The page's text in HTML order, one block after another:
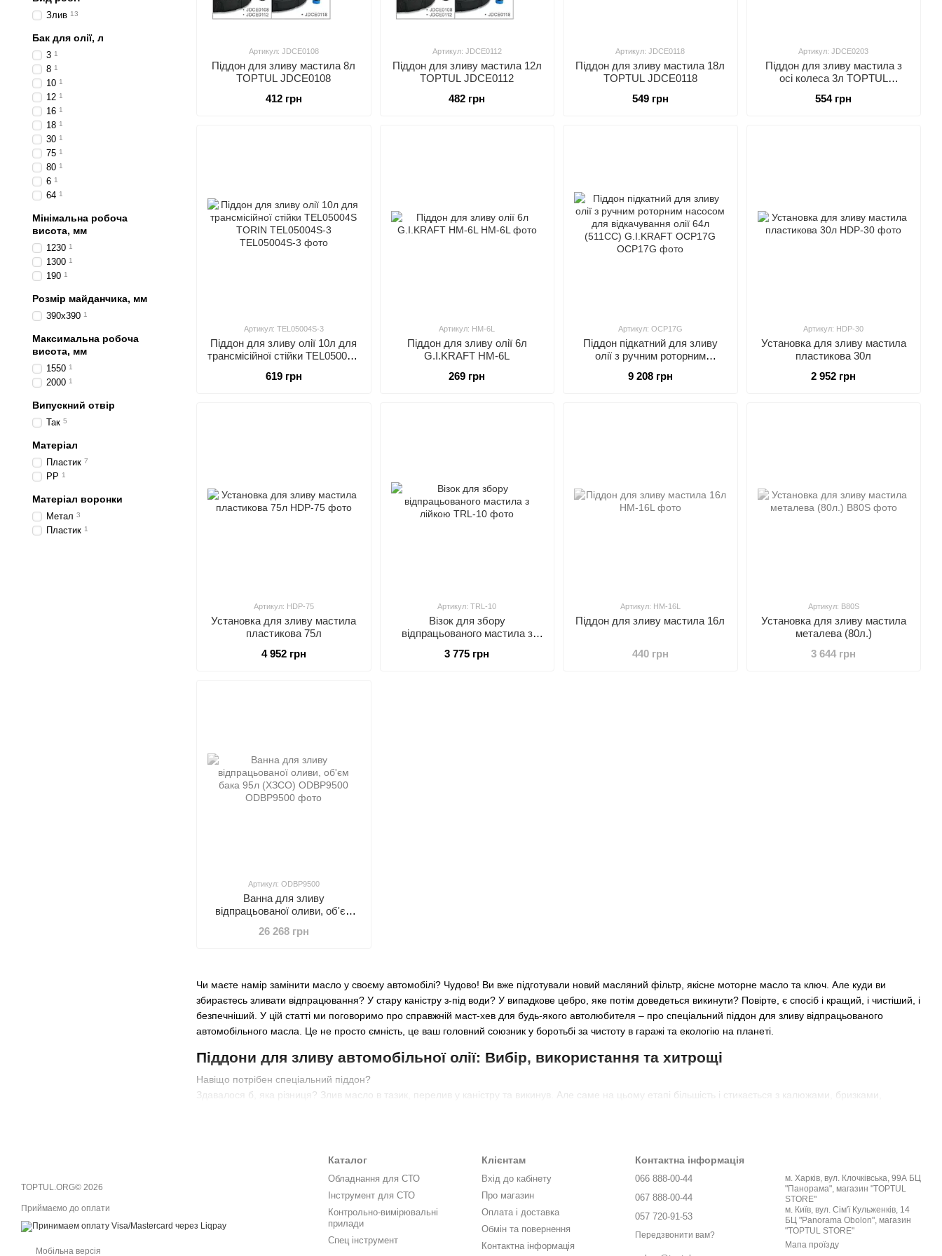
Чи маєте намір замінити масло у своєму автомобілі? Чудово! Ви вже підготували новий масляний фільтр, якісне моторне масло та ключ. Але куди ви
збираєтесь зливати відпрацювання? У стару каністру з-під води? У випадкове цебро, яке потім доведеться викинути? Повірте, є спосіб і кращий, і чистіший, і
безпечніший. У цій статті ми поговоримо про справжній маст-хев для будь-якого автолюбителя – про спеціальний піддон для зливу відпрацьованого
автомобільного масла. Це не просто ємність, це ваш головний союзник у боротьбі за чистоту в гаражі та екологію на планеті.
Піддони для зливу автомобільної олії: Вибір, використання та хитрощі
Навіщо потрібен спеціальний піддон?
Здавалося б, яка різниця? Злив масло в тазик, перелив у каністру та викинув. Але саме на цьому етапі більшість і стикається з калюжами, бризками,
нафтову плівку на площі двох футбольних полів та отруїти мільйони літрів питної води! Спеціальний піддон, особливо з кришкою, дозволяє акуратно зібрати
всі відпрацювання, не проливши ні краплі, і транспортувати її до пункту утилізації. Це ваш особистий внесок у збереження природи.
Гаряча моторна олія може викликати серйозні опіки. Спроба утримати важку каністру або відро під зливною пробкою. це ризик та величезна незручність.
Піддони для зливу відпрацьованого масла для цього завдання мають зручну ручку, широку горловину, яка "ловить" струмінь, та стійку форму. Вони створені
для того, щоб зробити процес безпечним та комфортним.
Артикул: JDCE0108
Піддон для зливу мастила 8л
TOPTUL JDCE0108
412 грн
Артикул: JDCE0112
Піддон для зливу мастила 12л
TOPTUL JDCE0112
482 грн
Артикул: JDCE0118
Піддон для зливу мастила 18л
TOPTUL JDCE0118
549 грн
Артикул: JDCE0203
Піддон для зливу мастила з
осі колеса 3л TOPTUL
554 грн
Артикул: TEL05004S-3
Піддон для зливу олії 10л для
трансмісійної стійки TEL05004S
619 грн
Артикул: HM-6L
Піддон для зливу олії 6л
G.I.KRAFT HM-6L
269 грн
Артикул: OCP17G
Піддон підкатний для зливу
олії з ручним роторним
64л (511CC) G.I.KRAFT
9 208 грн
Артикул: HDP-30
Установка для зливу мастила
пластикова 30л
2 952 грн
Артикул: HDP-75
Установка для зливу мастила
пластикова 75л
4 952 грн
Артикул: TRL-10
Візок для збору
відпрацьованого мастила з
3 775 грн
Артикул: HM-16L
Піддон для зливу мастила 16л
440 грн
Артикул: B80S
Установка для зливу мастила
металева (80л.)
3 644 грн
Артикул: ODBP9500
Ванна для зливу
відпрацьованої оливи, об'єм
26 268 грн
Злив 13
Бак для олії, л
3 1
8 1
10 1
12 1
16 1
18 1
30 1
75 1
80 1
6 1
64 1
Мінімальна робоча
висота, мм
1230 1
1300 1
190 1
Розмір майданчика, мм
390х390 1
Максимальна робоча
висота, мм
1550 1
2000 1
Випускний отвір
Так 5
Матеріал
Пластик 7
PP 1
Матеріал воронки
Метал 3
Пластик 1
TOPTUL.ORG© 2026
Приймаємо до оплати
Мобільна версія
Каталог
Обладнання для СТО
Інструмент для СТО
Контрольно-вимірювальні
прилади
Спец інструмент
Клієнтам
Вхід до кабінету
Про магазин
Оплата і доставка
Обмін та повернення
Контактна інформація
Контактна інформація
066 888-00-44
067 888-00-44
057 720-91-53
Передзвонити вам?
м. Харків, вул. Клочківська, 99А БЦ
"Панорама", магазин "TOPTUL
STORE"
м. Київ, вул. Сім'ї Кульженків, 14
БЦ "Panorama Obolon", магазин
"TOPTUL STORE"
Мапа проїзду